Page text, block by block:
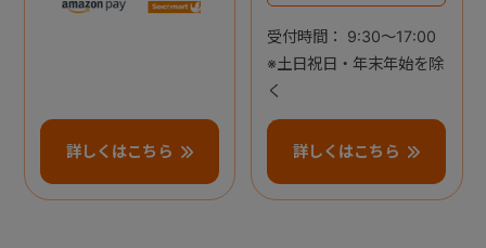
詳しくはこちら
受付時間： 9:30～17:00
※土日祝日・年末年始を除
く
詳しくはこちら